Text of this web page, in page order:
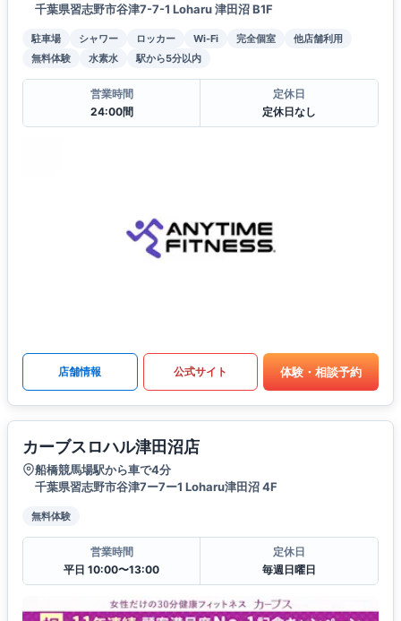
千葉県習志野市谷津7-7-1 Loharu 津田沼 B1F
駐車場 シャワー ロッカー Wi-Fi 完全個室
他店舗利用
無料体験
水素水 駅から5分以内
営業時間
24:00間
定休日
定休日なし
店舗情報 公式サイト 体験・相談予約
カーブスロハル津田沼店
船橋競馬場駅から車で4分
千葉県習志野市谷津7ー7ー1 Loharu津田沼 4F
無料体験
営業時間
平日 10:00〜13:00
定休日
毎週日曜日